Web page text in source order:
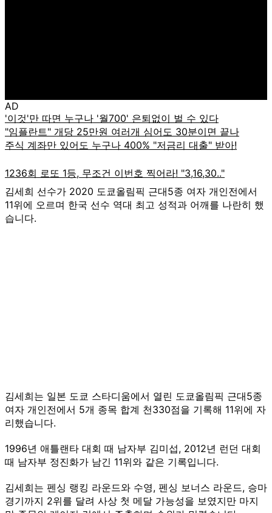
AD
김세희 선수가 2020 도쿄올림픽 근대5종 여자 개인전에서
11위에 오르며 한국 선수 역대 최고 성적과 어깨를 나란히 했
습니다.
김세희는 일본 도쿄 스타디움에서 열린 도쿄올림픽 근대5종
여자 개인전에서 5개 종목 합계 천330점을 기록해 11위에 자
리했습니다.
1996년 애틀랜타 대회 때 남자부 김미섭, 2012년 런던 대회
때 남자부 정진화가 남긴 11위와 같은 기록입니다.
김세희는 펜싱 랭킹 라운드와 수영, 펜싱 보너스 라운드, 승마
경기까지 2위를 달려 사상 첫 메달 가능성을 보였지만 마지